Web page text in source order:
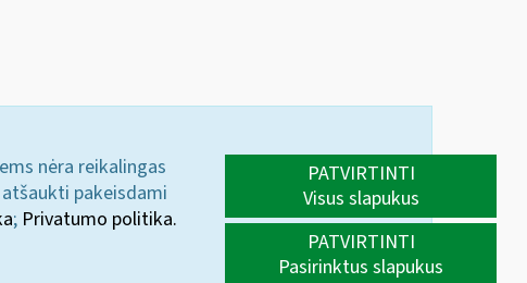
nėra reikalingas
pakeisdami
; Privatumo politika.
PATVIRTINTI
Visus slapukus
PATVIRTINTI
Pasirinktus slapukus